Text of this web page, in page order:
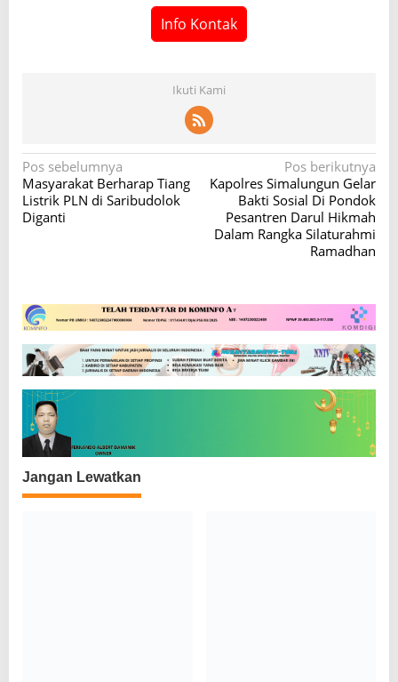
Info Kontak
Ikuti Kami
N
a
v
s
i
p
o
s
Pos sebelumnya
Masyarakat Berharap Tiang
Listrik PLN di Saribudolok
Diganti
Pos berikutnya
Kapolres Simalungun Gelar
Bakti Sosial Di Pondok
Pesantren Darul Hikmah
Dalam Rangka Silaturahmi
Ramadhan
Jangan Lewatkan